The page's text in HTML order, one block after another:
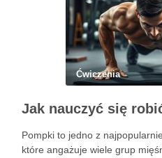
Ćwiczenia
Pompki to jedno z
które angażuje wiele grup